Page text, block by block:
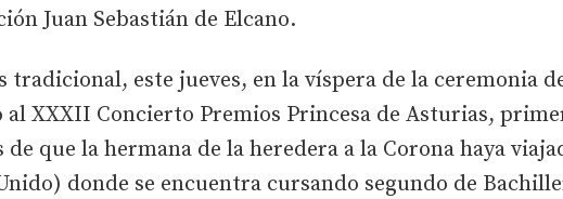
Juan Sebastián de Elcano.
tradicional, este jueves, en la víspera de la ceremonia
al XXXII Concierto Premios Princesa de Asturias,
de que la hermana de la heredera a la Corona haya
donde se encuentra cursando segundo de